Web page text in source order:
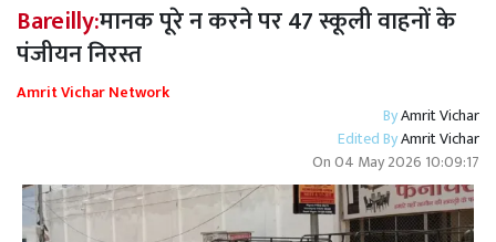
Bareilly:मानक पूरे न करने पर 47 स्कूली वाहनों के
पंजीयन निरस्त
Amrit Vichar Network
ByAmrit Vichar
Edited ByAmrit Vichar
On04 May 2026 10:09:17